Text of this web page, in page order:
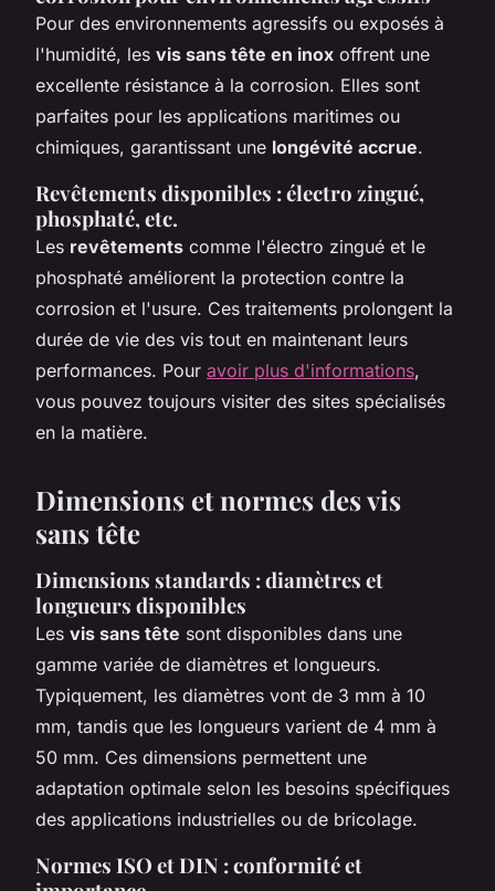
Pour des environnements agressifs ou exposés à
l'humidité, les vis sans tête en inox offrent une
excellente résistance à la corrosion. Elles sont
parfaites pour les applications maritimes ou
chimiques, garantissant une longévité accrue.
Revêtements disponibles : électro zingué,
phosphaté, etc.
Les revêtements comme l'électro zingué et le
phosphaté améliorent la protection contre la
corrosion et l'usure. Ces traitements prolongent la
durée de vie des vis tout en maintenant leurs
performances. Pour avoir plus d'informations,
vous pouvez toujours visiter des sites spécialisés
en la matière.
Dimensions et normes des vis
sans tête
Dimensions standards : diamètres et
longueurs disponibles
Les vis sans tête sont disponibles dans une
gamme variée de diamètres et longueurs.
Typiquement, les diamètres vont de 3 mm à 10
mm, tandis que les longueurs varient de 4 mm à
50 mm. Ces dimensions permettent une
adaptation optimale selon les besoins spécifiques
des applications industrielles ou de bricolage.
Normes ISO et DIN : conformité et